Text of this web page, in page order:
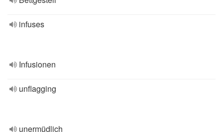
infuses
Infusionen
unflagging
unermüdlich